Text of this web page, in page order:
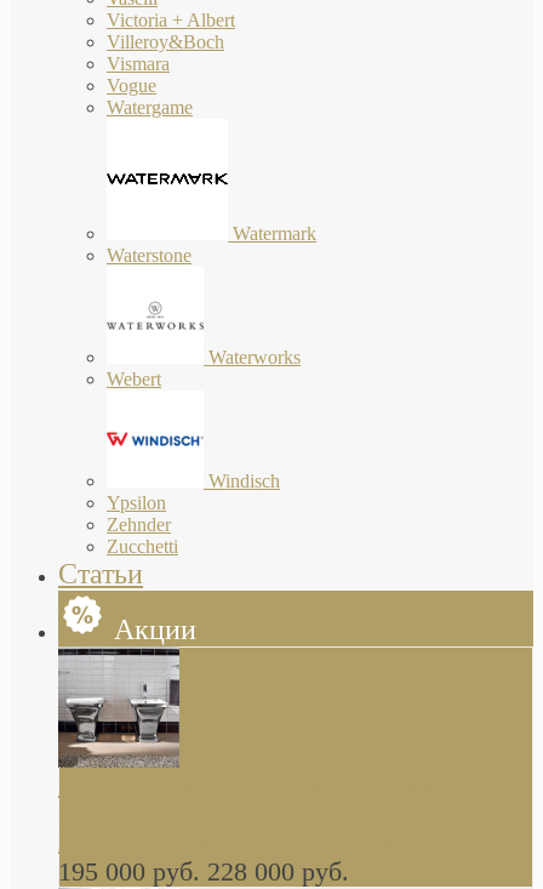
Victoria + Albert
Villeroy&Boch
Vismara
Vogue
Watergame
Watermark
Waterstone
Waterworks
Webert
Windisch
Ypsilon
Zehnder
Zucchetti
Статьи
Акции
Butterfly Scarabeo КОМПЛЕКТ санфаянса
глянцевая платина В НАЛИЧИИ
195 000 руб. 228 000 руб.